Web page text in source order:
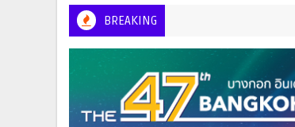
BREAKING